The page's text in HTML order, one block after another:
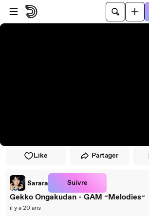
Passer au player
Passer au contenu principal
Like Partager
Sarara Suivre
Gekko Ongakudan - GAM ~Melodies~
il y a 20 ans